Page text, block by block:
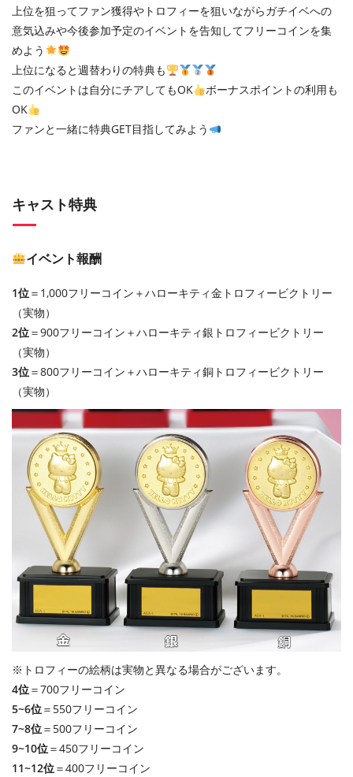
上位を狙ってファン獲得やトロフィーを狙いながらガチイベへの
意気込みや今後参加予定のイベントを告知してフリーコインを集
めよう
上位になると週替わりの特典も
このイベントは自分にチアしてもOK
ボーナスポイントの利用も
OK
ファンと一緒に特典GET目指してみよう
キャスト特典
イベント報酬
1位＝1,000フリーコイン＋ハローキティ金トロフィービクトリー
（実物）
2位＝900フリーコイン＋ハローキティ銀トロフィービクトリー
（実物）
3位＝800フリーコイン＋ハローキティ銅トロフィービクトリー
（実物）
※トロフィーの絵柄は実物と異なる場合がございます。
4位＝700フリーコイン
5~6位＝550フリーコイン
7~8位＝500フリーコイン
9~10位＝450フリーコイン
11~12位＝400フリーコイン